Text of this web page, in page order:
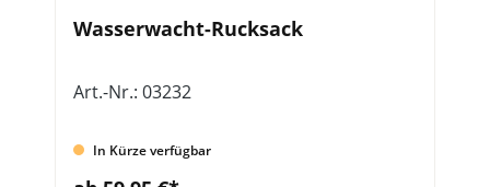
Wasserwacht-Rucksack
Art.-Nr.: 03232
In Kürze verfügbar